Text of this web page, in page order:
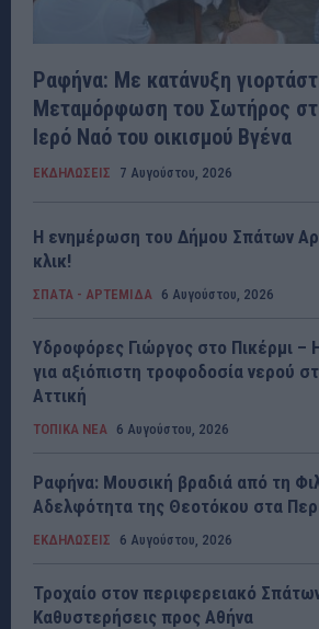
Ραφήνα: Με κατάνυξη
Μεταμόρφωση του Σωτήρος
Ιερό Ναό του οικισμού Βγένα
ΕΚΔΗΛΩΣΕΙΣ 7 Αυγούστου, 2026
Η ενημέρωση του Δήμου Σπάτων
κλικ!
ΣΠΑΤΑ - ΑΡΤΕΜΙΔΑ 6 Αυγούστου, 2026
Υδροφόρες Γιώργος στο Πικέρμι –
για αξιόπιστη τροφοδοσία νερού
Αττική
ΤΟΠΙΚΑ ΝΕΑ 6 Αυγούστου, 2026
Ραφήνα: Μουσική βραδιά από τη
Αδελφότητα της Θεοτόκου στα
ΕΚΔΗΛΩΣΕΙΣ 6 Αυγούστου, 2026
Τροχαίο στον περιφερειακό
Καθυστερήσεις προς Αθήνα